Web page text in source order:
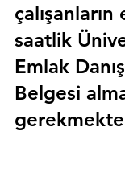
saatlik
Emlak
Belgesi